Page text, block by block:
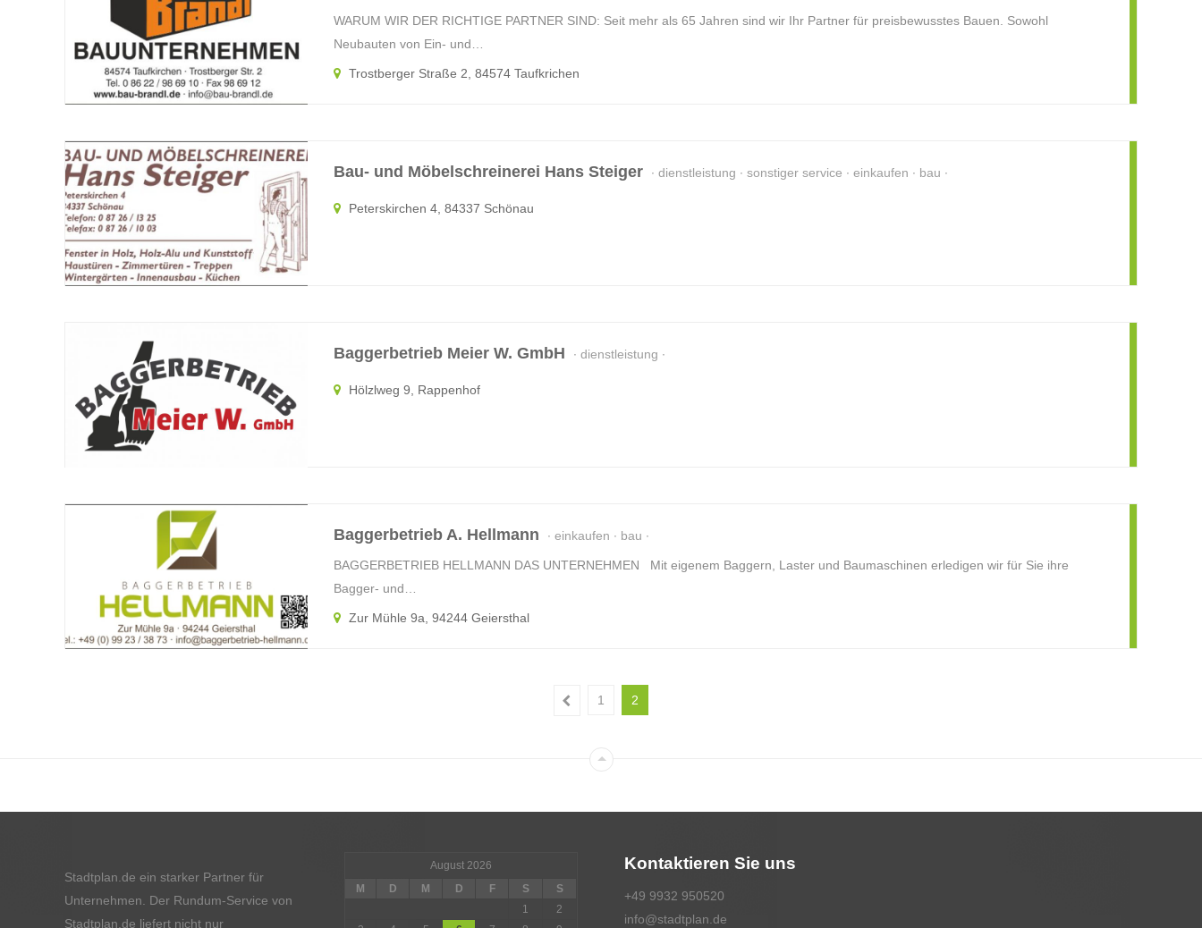
WARUM WIR DER RICHTIGE PARTNER SIND: Seit mehr als 65 Jahren sind wir Ihr Partner für preisbewusstes Bauen. Sowohl
Neubauten von Ein- und…
Trostberger Straße 2, 84574 Taufkrichen
Bau- und Möbelschreinerei Hans Steiger dienstleistung sonstiger service einkaufen bau
Peterskirchen 4, 84337 Schönau
Baggerbetrieb Meier W. GmbH dienstleistung
Hölzlweg 9, Rappenhof
Baggerbetrieb A. Hellmann einkaufen bau
BAGGERBETRIEB HELLMANN DAS UNTERNEHMEN Mit eigenem Baggern, Laster und Baumaschinen erledigen wir für Sie ihre
Bagger- und…
Zur Mühle 9a, 94244 Geiersthal
1 2
Stadtplan.de ein starker Partner für
Unternehmen. Der Rundum-Service von
Stadtplan.de liefert nicht nur
August 2026
M
D M D F S
S
1
2
Kontaktieren Sie uns
+49 9932 950520
info@stadtplan.de